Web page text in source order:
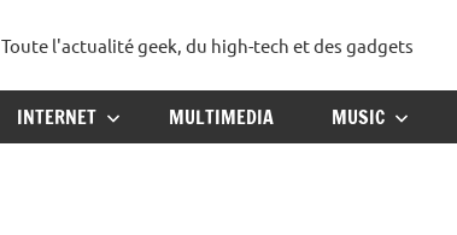
lebloggadget
Toute l'actualité geek, du high-tech et des gadgets
INTERNET MULTIMEDIA MUSIC